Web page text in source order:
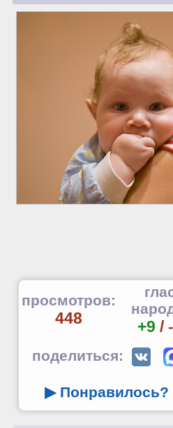
просмотров:
448 +9 /
поделиться:
▶